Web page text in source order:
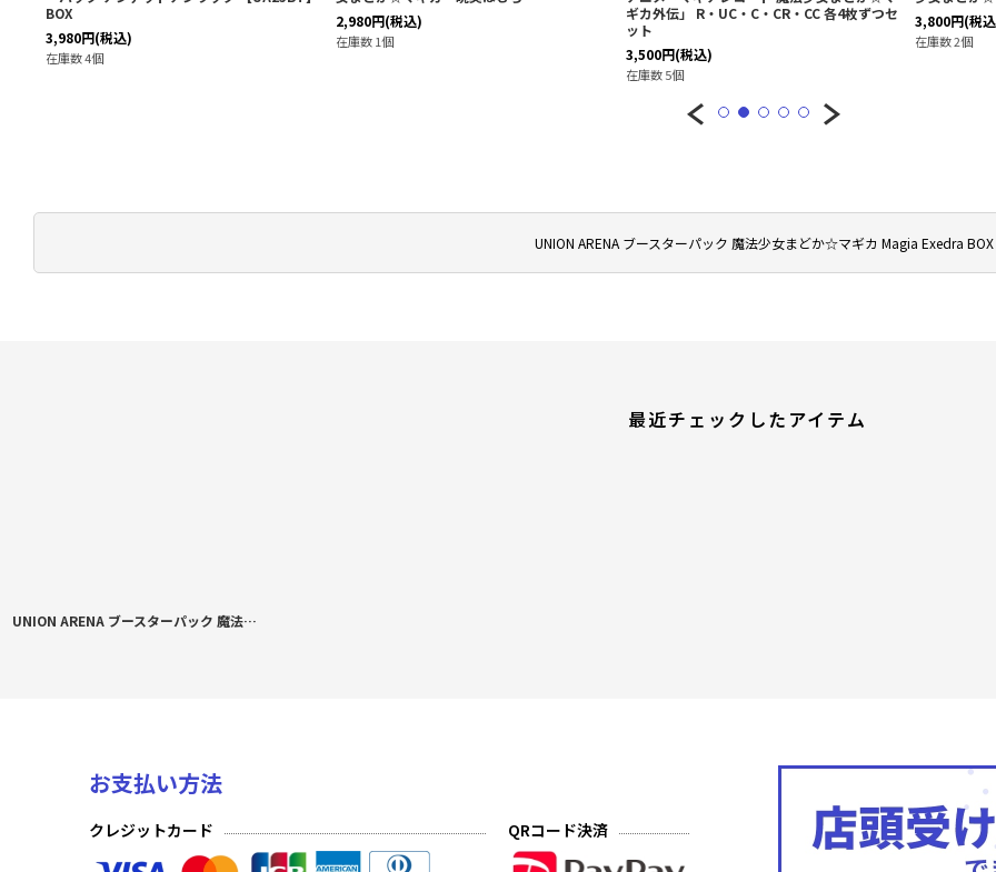
UNION ARENA ブースターパック 魔法少女まどか☆マギカ Magia Exedra BOX
BOX
3,980円(税込)
在庫数 4個
2,980円(税込)
在庫数 1個
ギカ外伝」 R・UC・C・CR・CC 各4枚ずつセ
ット
3,500円(税込)
在庫数 5個
3,800円(税
在庫数 2個
最近チェックしたアイテム
UNION ARENA ブースターパック 魔法少女まどか☆マギカ Magia Exedra BOX
お支払い方法
クレジットカード QRコード決済